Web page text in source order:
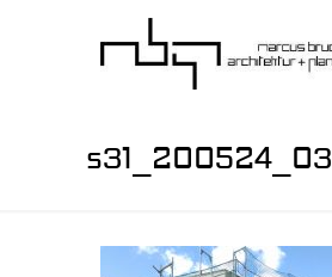
s31_200524_03